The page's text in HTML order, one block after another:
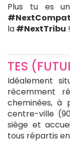
Plus tu es
la#NextTribu !
TES
Idéalement
récemment
cheminées,
centre-ville
siège et
tous répartis